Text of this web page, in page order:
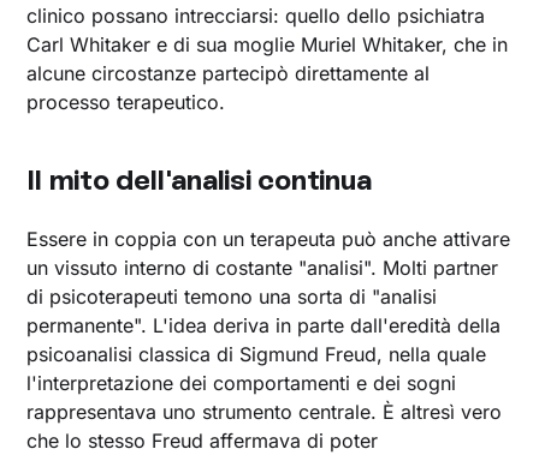
clinico possano intrecciarsi: quello dello psichiatra
Carl Whitaker e di sua moglie Muriel Whitaker, che in
alcune circostanze partecipò direttamente al
processo terapeutico.
Il mito dell'analisi continua
Essere in coppia con un terapeuta può anche attivare
un vissuto interno di costante "analisi". Molti partner
di psicoterapeuti temono una sorta di "analisi
permanente". L'idea deriva in parte dall'eredità della
psicoanalisi classica di Sigmund Freud, nella quale
l'interpretazione dei comportamenti e dei sogni
rappresentava uno strumento centrale. È altresì vero
che lo stesso Freud affermava di poter